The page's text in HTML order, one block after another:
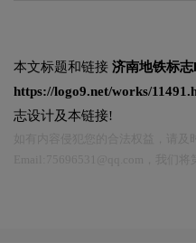
本文标题和链接 济南地铁标
https://logo9.net/works/
志设计及本链接!